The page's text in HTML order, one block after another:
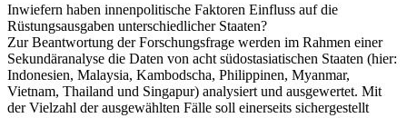
Inwiefern haben innenpolitische Faktoren Einfluss auf die
Rüstungsausgaben unterschiedlicher Staaten?
Zur Beantwortung der Forschungsfrage werden im Rahmen einer
Sekundäranalyse die Daten von acht südostasiatischen Staaten (hier:
Indonesien, Malaysia, Kambodscha, Philippinen, Myanmar,
Vietnam, Thailand und Singapur) analysiert und ausgewertet. Mit
der Vielzahl der ausgewählten Fälle soll einerseits sichergestellt